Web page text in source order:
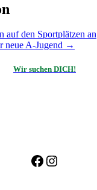
auf den Sportplätzen an
neue A-Jugend →
Wir suchen DICH!
Facebook
Instagram